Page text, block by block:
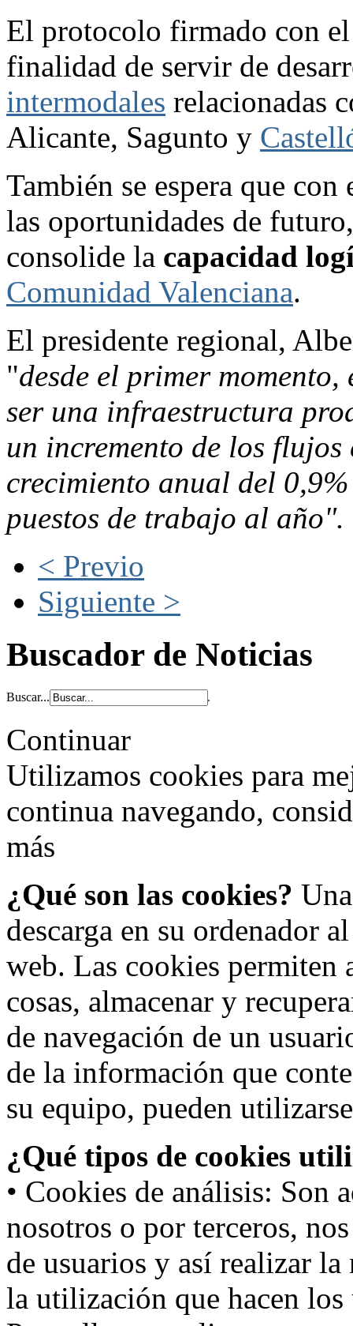
El protocolo firmado con
finalidad de servir de
intermodales relacionadas
Alicante, Sagunto y
También se espera que
las oportunidades de
consolide la capacidad
Comunidad Valenciana.
El presidente regional,
"desde el primer
ser una infraestructura
un incremento de los
crecimiento anual del
puestos de trabajo al año".
< Previo
Siguiente >
Buscador de Noticias
Buscar...
Continuar
Utilizamos cookies para
continua navegando,
más
¿Qué son las cookies?
descarga en su ordenador
web. Las cookies permiten
cosas, almacenar y
de navegación de un
de la información que
su equipo, pueden
¿Qué tipos de cookies
• Cookies de análisis: Son
nosotros o por terceros,
de usuarios y así realizar
la utilización que hacen